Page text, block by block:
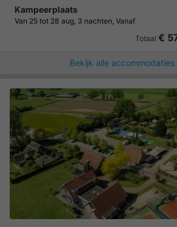
Kampeerplaats
Van 25 tot 28 aug, 3 nachten, Vanaf
Totaal €
Bekijk alle accommodaties